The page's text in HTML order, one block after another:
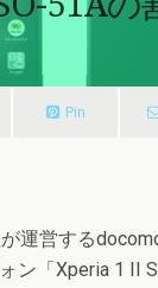
Pin
運営する
ン「Xperia 1 II